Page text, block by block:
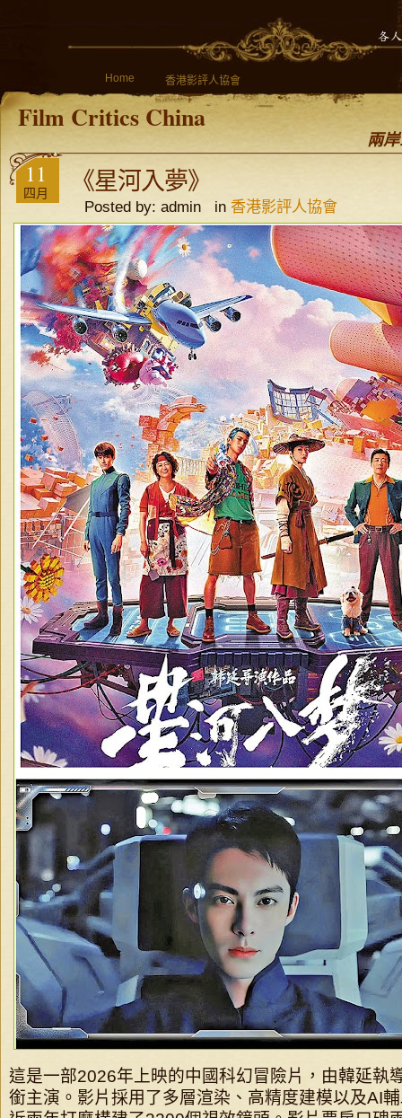
Home 香港影評人協會
Film Critics China
兩
11
四月 《星河入夢》
Posted by: admin in 香港影評人協會
這是一部2026年上映的中國科幻冒險片，由韓延執
銜主演。影片採用了多層渲染、高精度建模以及AI